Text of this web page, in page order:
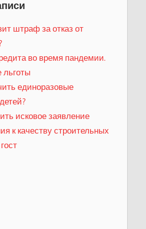
штраф за отказ от
во время пандемии.
единоразовые
исковое заявление
к качеству строительных